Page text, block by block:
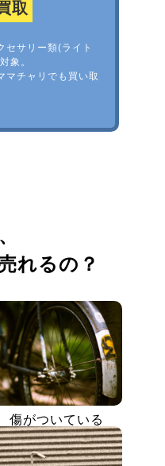
取
セサリー類(ライト
象。
マチャリでも買い取
れるの？
傷がついている